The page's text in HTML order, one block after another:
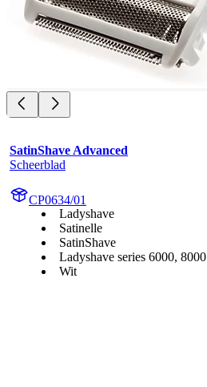
SatinShave Advanced
Scheerblad
CP0634/01
Ladyshave
Satinelle
SatinShave
Ladyshave series 6000, 8000
Wit